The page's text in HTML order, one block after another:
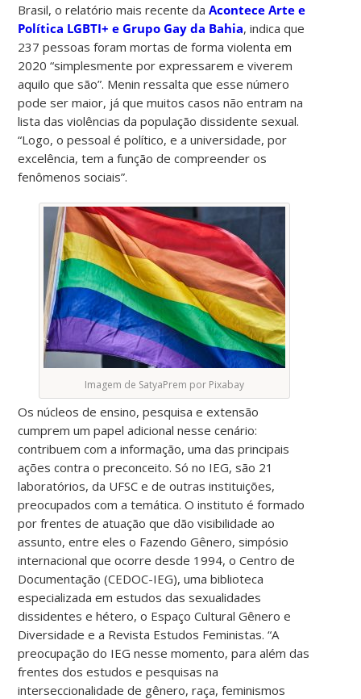
Brasil, o relatório mais recente daAcontece Arte e
Política LGBTI+ e Grupo Gay da Bahia, indica que
237 pessoas foram mortas de forma violenta em
2020 “simplesmente por expressarem e viverem
aquilo que são”. Menin ressalta que esse número
pode ser maior, já que muitos casos não entram na
lista das violências da população dissidente sexual.
“Logo, o pessoal é político, e a universidade, por
excelência, tem a função de compreender os
fenômenos sociais”.
Imagem de SatyaPrem por Pixabay
Os núcleos de ensino, pesquisa e extensão
cumprem um papel adicional nesse cenário:
contribuem com a informação, uma das principais
ações contra o preconceito. Só no IEG, são 21
laboratórios, da UFSC e de outras instituições,
preocupados com a temática. O instituto é formado
por frentes de atuação que dão visibilidade ao
assunto, entre eles o Fazendo Gênero, simpósio
internacional que ocorre desde 1994, o Centro de
Documentação (CEDOC-IEG), uma biblioteca
especializada em estudos das sexualidades
dissidentes e hétero, o Espaço Cultural Gênero e
Diversidade e a Revista Estudos Feministas. “A
preocupação do IEG nesse momento, para além das
frentes dos estudos e pesquisas na
interseccionalidade de gênero, raça, feminismos